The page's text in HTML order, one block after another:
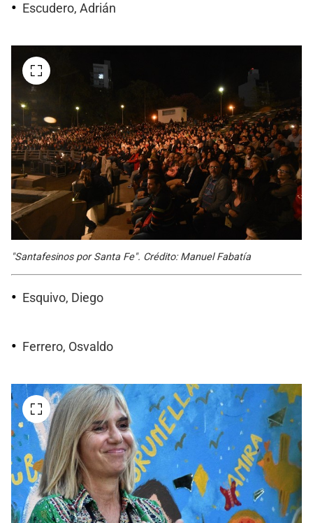
Escudero, Adrián
"Santafesinos por Santa Fe". Crédito: Manuel Fabatía
Esquivo, Diego
Ferrero, Osvaldo